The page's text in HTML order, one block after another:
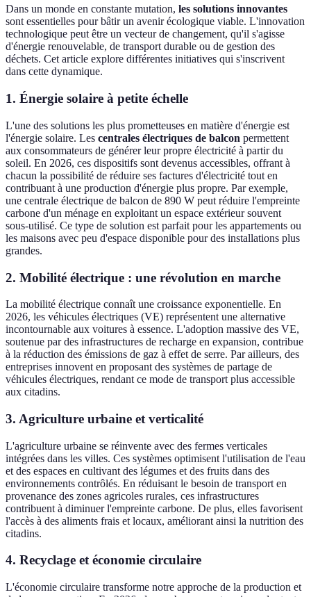
Dans un monde en constante mutation, les solutions innovantes
sont essentielles pour bâtir un avenir écologique viable. L'innovation
technologique peut être un vecteur de changement, qu'il s'agisse
d'énergie renouvelable, de transport durable ou de gestion des
déchets. Cet article explore différentes initiatives qui s'inscrivent
dans cette dynamique.
1. Énergie solaire à petite échelle
L'une des solutions les plus prometteuses en matière d'énergie est
l'énergie solaire. Les centrales électriques de balcon permettent
aux consommateurs de générer leur propre électricité à partir du
soleil. En 2026, ces dispositifs sont devenus accessibles, offrant à
chacun la possibilité de réduire ses factures d'électricité tout en
contribuant à une production d'énergie plus propre. Par exemple,
une centrale électrique de balcon de 890 W peut réduire l'empreinte
carbone d'un ménage en exploitant un espace extérieur souvent
sous-utilisé. Ce type de solution est parfait pour les appartements ou
les maisons avec peu d'espace disponible pour des installations plus
grandes.
2. Mobilité électrique : une révolution en marche
La mobilité électrique connaît une croissance exponentielle. En
2026, les véhicules électriques (VE) représentent une alternative
incontournable aux voitures à essence. L'adoption massive des VE,
soutenue par des infrastructures de recharge en expansion, contribue
à la réduction des émissions de gaz à effet de serre. Par ailleurs, des
entreprises innovent en proposant des systèmes de partage de
véhicules électriques, rendant ce mode de transport plus accessible
aux citadins.
3. Agriculture urbaine et verticalité
L'agriculture urbaine se réinvente avec des fermes verticales
intégrées dans les villes. Ces systèmes optimisent l'utilisation de l'eau
et des espaces en cultivant des légumes et des fruits dans des
environnements contrôlés. En réduisant le besoin de transport en
provenance des zones agricoles rurales, ces infrastructures
contribuent à diminuer l'empreinte carbone. De plus, elles favorisent
l'accès à des aliments frais et locaux, améliorant ainsi la nutrition des
citadins.
4. Recyclage et économie circulaire
L'économie circulaire transforme notre approche de la production et